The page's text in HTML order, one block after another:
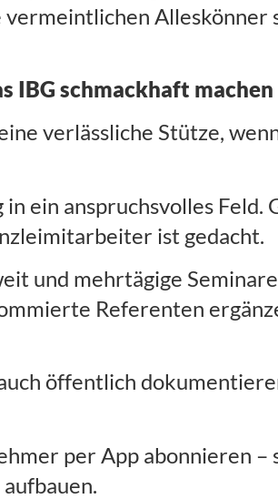
Alleskönner
IBG schmackhaft
verlässliche Stütze,
ein anspruchsvolles Feld.
ist gedacht.
und mehrtägige
Referenten
öffentlich
per App abonnieren –